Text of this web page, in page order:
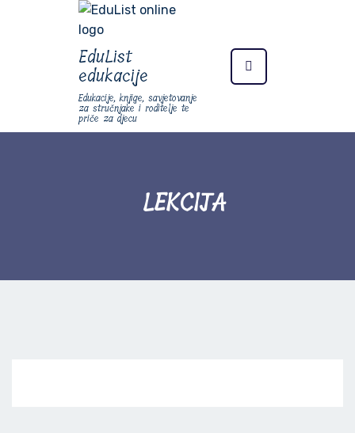
EduList
edukacije
Edukacije, knjige, savjetovanje
za stručnjake i roditelje te
priče za djecu
LEKCIJA